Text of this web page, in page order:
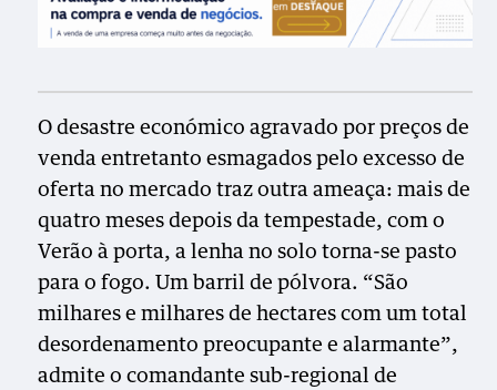
O desastre económico agravado por preços de
venda entretanto esmagados pelo excesso de
oferta no mercado traz outra ameaça: mais de
quatro meses depois da tempestade, com o
Verão à porta, a lenha no solo torna-se pasto
para o fogo. Um barril de pólvora. “São
milhares e milhares de hectares com um total
desordenamento preocupante e alarmante”,
admite o comandante sub-regional de